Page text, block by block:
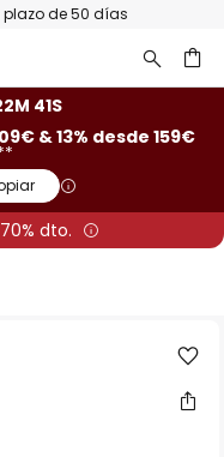
plazo de 50 días
40S
& 13% desde 159€
dto.